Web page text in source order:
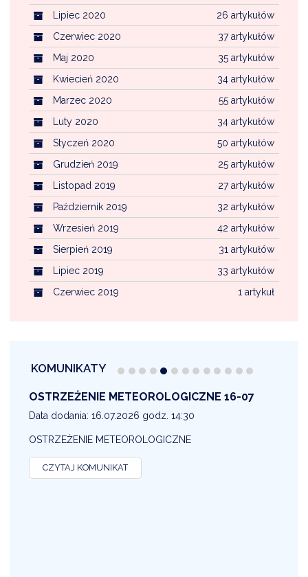
26 artykułów
Lipiec 2020
37 artykułów
Czerwiec 2020
35 artykułów
Maj 2020
34 artykułów
Kwiecień 2020
55 artykułów
Marzec 2020
34 artykułów
Luty 2020
50 artykułów
Styczeń 2020
25 artykułów
Grudzień 2019
27 artykułów
Listopad 2019
32 artykułów
Październik 2019
42 artykułów
Wrzesień 2019
31 artykułów
Sierpień 2019
33 artykułów
Lipiec 2019
1 artykuł
Czerwiec 2019
KOMUNIKATY
OSTRZEŻENIE METEOROLOGICZNE 16-07
Data dodania: 16.07.2026 godz. 14:30
OSTRZEŻENIE METEOROLOGICZNE
CZYTAJ KOMUNIKAT